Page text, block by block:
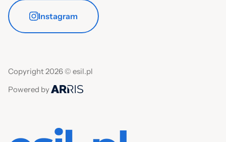
Instagram
Copyright 2026 © esil.pl
Powered by